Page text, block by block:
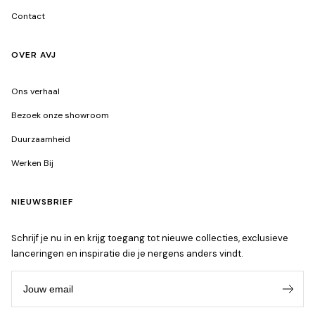
Contact
OVER AVJ
Ons verhaal
Bezoek onze showroom
Duurzaamheid
Werken Bij
NIEUWSBRIEF
Schrijf je nu in en krijg toegang tot nieuwe collecties, exclusieve
lanceringen en inspiratie die je nergens anders vindt.